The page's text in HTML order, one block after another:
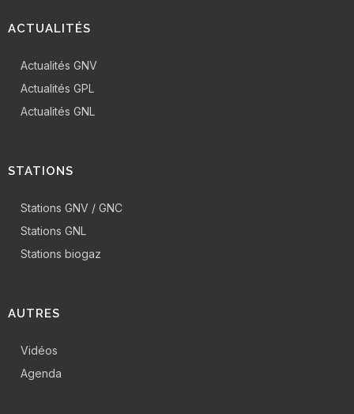
ACTUALITÉS
Actualités GNV
Actualités GPL
Actualités GNL
STATIONS
Stations GNV / GNC
Stations GNL
Stations biogaz
AUTRES
Vidéos
Agenda